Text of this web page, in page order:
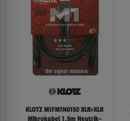
KLOTZ M1FM1N0150 XLR>XLR
Mikrokabel 1,5m Neutrik-